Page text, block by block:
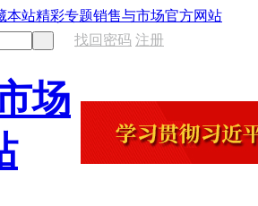
本站精彩专题销售与市场官方网站
找回密码 注册